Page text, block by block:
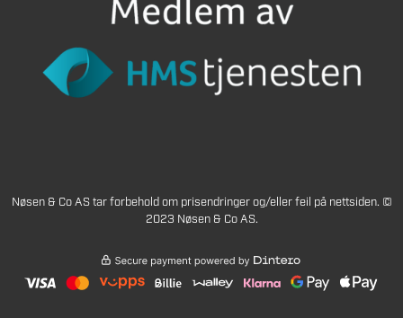
Nøsen & Co AS tar forbehold om prisendringer og/eller feil på nettsiden. ©
2023 Nøsen & Co AS.